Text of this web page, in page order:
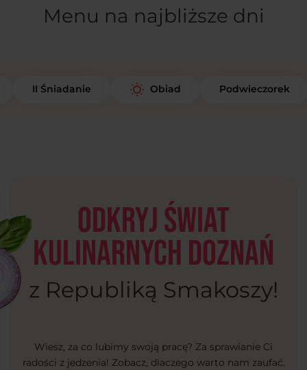
Menu na najbliższe dni
II Śniadanie Obiad Podwieczorek
Odkryj świat
kulinarnych doznań
z Republiką Smakoszy!
Wiesz, za co lubimy swoją pracę? Za sprawianie Ci
radości z jedzenia! Zobacz, dlaczego warto nam zaufać.